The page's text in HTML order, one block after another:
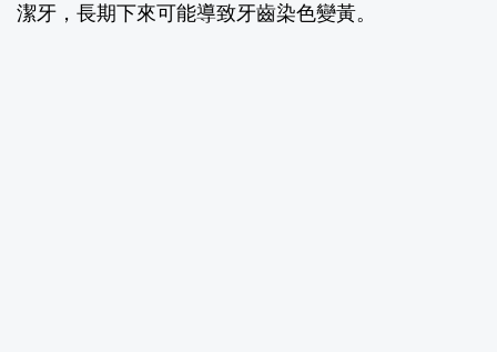
潔牙，長期下來可能導致牙齒染色變黃。